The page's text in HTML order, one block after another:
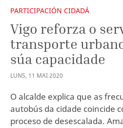
PARTICIPACIÓN CIDADÁ
Vigo reforza o
transporte
súa capacidade
LUNS, 11 MAI2020
O alcalde explica que as
autobús da cidade coincide
proceso de desescalada.